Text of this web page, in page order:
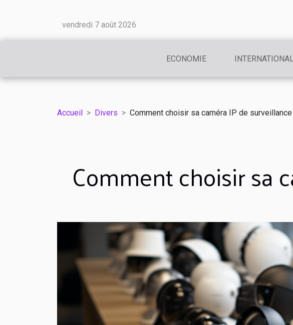
vendredi 7 août 2026
ECONOMIE
Accueil Divers Comment choisir sa caméra IP de surveillance
Comment choisir sa